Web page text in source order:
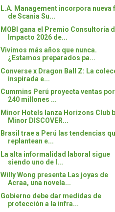
L.A. Management incorpora nueva
de Scania Su...
MOBI gana el Premio Consultoría
Impacto 2026 de...
Vivimos más años que nunca.
¿Estamos preparados pa...
Converse x Dragon Ball Z: La
inspirada e...
Cummins Perú proyecta ventas por
240 millones ...
Minor Hotels lanza Horizons Club
Minor DISCOVER...
Brasil trae a Perú las tendencias
replantean e...
La alta informalidad laboral sigue
siendo uno de l...
Willy Wong presenta Las joyas de
Acraa, una novela...
Gobierno debe dar medidas de
protección a la infra...